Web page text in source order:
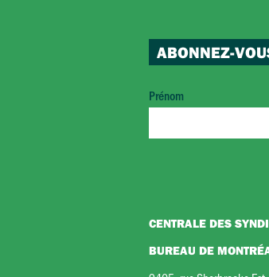
ABONNEZ-
Prénom
CENTRALE DES
BUREAU DE